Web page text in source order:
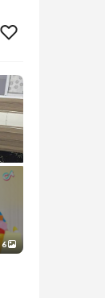
6